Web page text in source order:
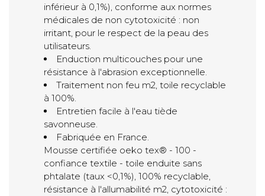
inférieur à 0,1%), conforme aux normes
médicales de non cytotoxicité : non
irritant, pour le respect de la peau des
utilisateurs.
Enduction multicouches pour une
résistance à l'abrasion exceptionnelle.
Traitement non feu m2, toile recyclable
à 100%.
Entretien facile à l'eau tiède
savonneuse.
Fabriquée en France.
Mousse certifiée oeko tex® - 100 -
confiance textile - toile enduite sans
phtalate (taux <0,1%), 100% recyclable,
résistance à l'allumabilité m2, cytotoxicité :